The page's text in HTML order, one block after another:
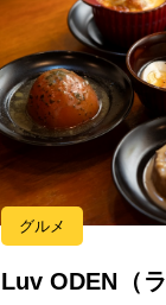
グルメ
Luv ODEN（